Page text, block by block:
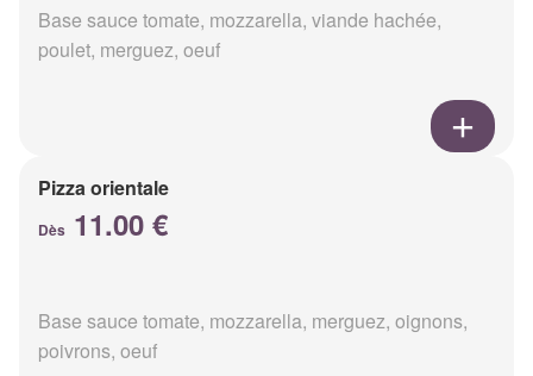
Base sauce tomate, mozzarella, viande hachée,
poulet, merguez, oeuf
Pizza orientale
Dès 11.00 €
Base sauce tomate, mozzarella, merguez, oignons,
poivrons, oeuf